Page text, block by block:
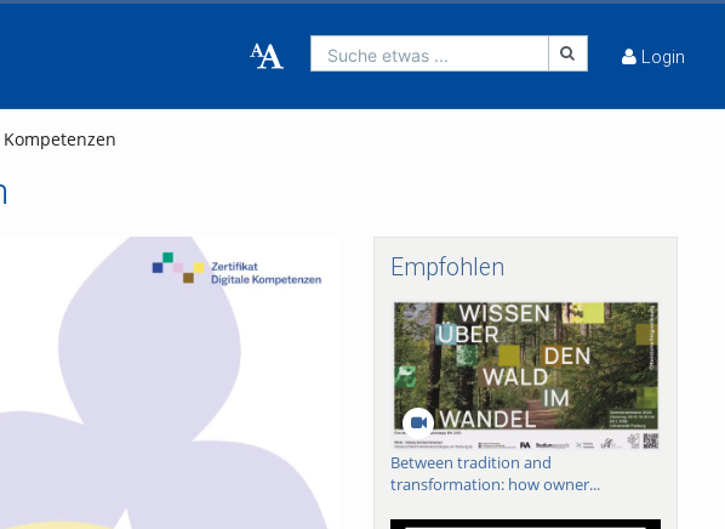
Suche etwas ... Login
Empfohlen
Between tradition and
transformation: how owner...